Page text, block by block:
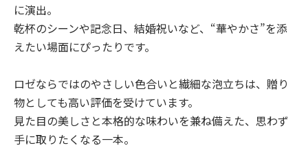
に演出。
乾杯のシーンや記念日、結婚祝いなど、“華やかさ”を添
えたい場面にぴったりです。
ロゼならではのやさしい色合いと繊細な泡立ちは、贈り
物としても高い評価を受けています。
見た目の美しさと本格的な味わいを兼ね備えた、思わず
手に取りたくなる一本。